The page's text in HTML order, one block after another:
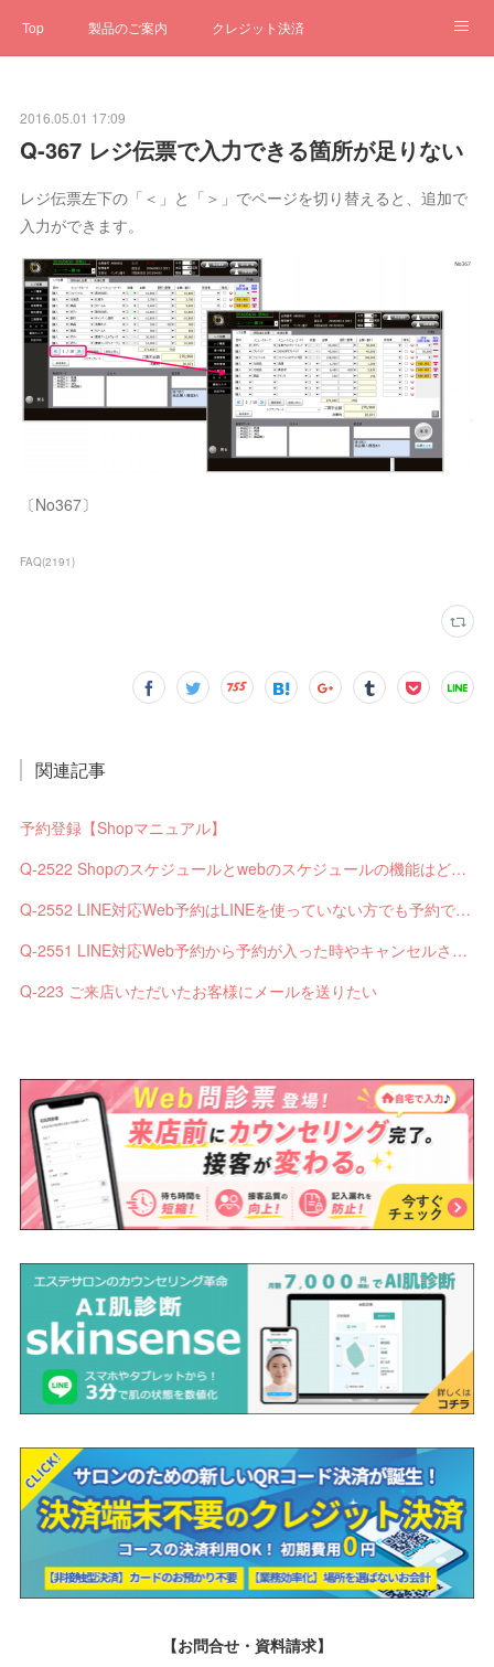
Top 製品のご案内 クレジット決済
ステータス
2016.05.01 17:09
Q-367 レジ伝票で入力できる箇所が足りない
レジ伝票左下の「＜」と「＞」でページを切り替えると、追加で
入力ができます。
〔No367〕
FAQ(2191)
関連記事
予約登録【Shopマニュアル】
Q-2522 Shopのスケジュールとwebのスケジュールの機能はどう違いますか？
Q-2552 LINE対応Web予約はLINEを使っていない方でも予約できますか？
Q-2551 LINE対応Web予約から予約が入った時やキャンセルされた時、サロンやお客様へは通知されますか？
Q-223 ご来店いただいたお客様にメールを送りたい
【お問合せ・資料請求】